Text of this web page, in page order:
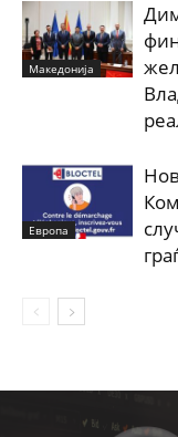
Македонија
Европа